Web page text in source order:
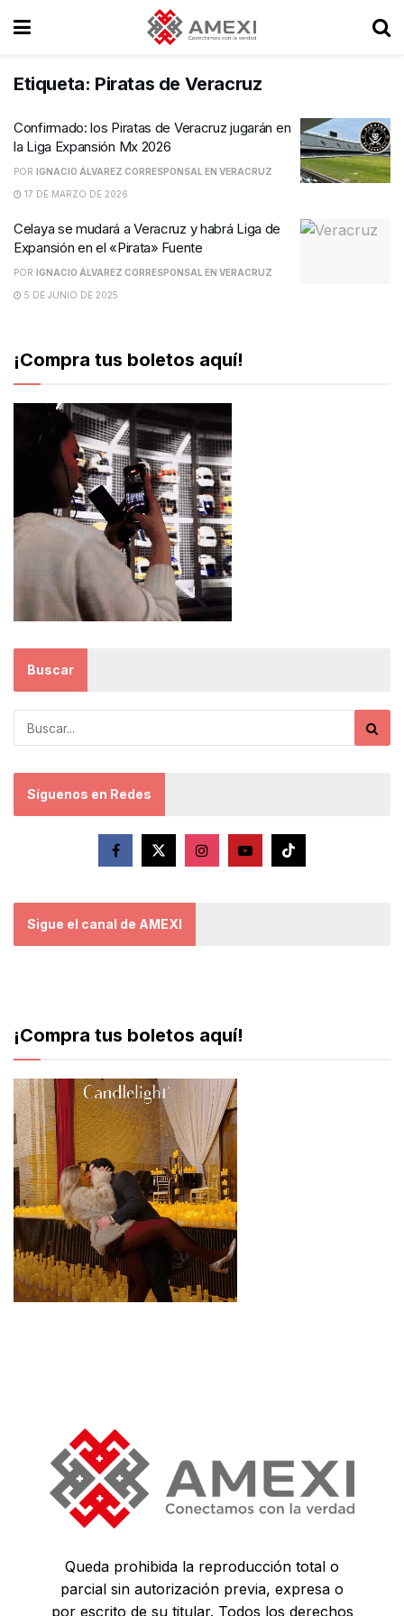
Etiqueta: Piratas de Veracruz
Confirmado: los Piratas de Veracruz jugarán en
la Liga Expansión Mx 2026
POR IGNACIO ÁLVAREZ CORRESPONSAL EN VERACRUZ
17 DE MARZO DE 2026
Celaya se mudará a Veracruz y habrá Liga de
Expansión en el «Pirata» Fuente
POR IGNACIO ÁLVAREZ CORRESPONSAL EN VERACRUZ
5 DE JUNIO DE 2025
¡Compra tus boletos aquí!
Buscar
Síguenos en Redes
Sigue el canal de AMEXI
¡Compra tus boletos aquí!
Queda prohibida la reproducción total o
parcial sin autorización previa, expresa o
por escrito de su titular. Todos los derechos